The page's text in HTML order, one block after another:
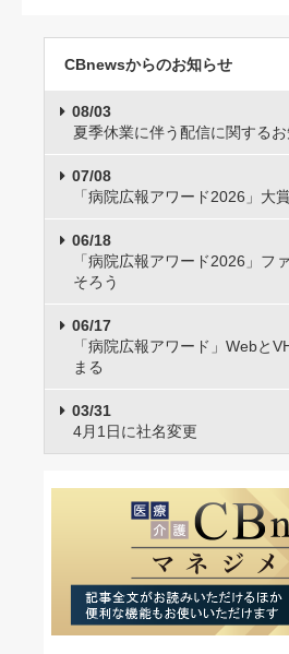
CBnewsからのお知らせ
08/03
夏季休業に伴う配信に関する
07/08
「病院広報アワード2026」大
06/18
「病院広報アワード2026」フ
そろう
06/17
「病院広報アワード」Webと
まる
03/31
4月1日に社名変更